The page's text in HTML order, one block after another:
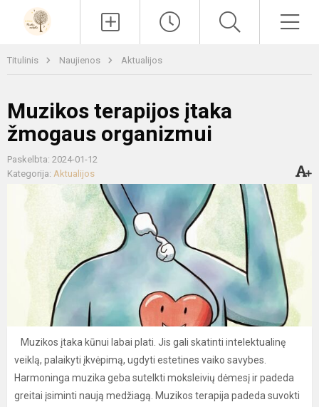
Titulinis Naujienos Aktualijos
Muzikos terapijos įtaka
žmogaus organizmui
Paskelbta: 2024-01-12
Kategorija: Aktualijos
Muzikos įtaka kūnui labai plati. Jis gali skatinti intelektualinę
veiklą, palaikyti įkvėpimą, ugdyti estetines vaiko savybes.
Harmoninga muzika geba sutelkti moksleivių dėmesį ir padeda
greitai įsiminti naują medžiagą. Muzikos terapija padeda suvokti